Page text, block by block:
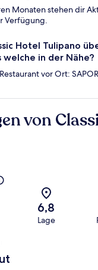
Monaten stehen dir
Verfügung.
Hotel Tulipano
in der Nähe?
vor Ort:
von
6,8
Lage